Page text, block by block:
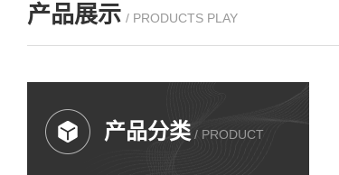
产品展示 / PRODUCTS PLAY
产品分类 / PRODUCT